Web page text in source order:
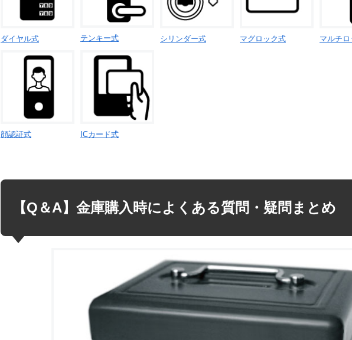
ダイヤル式 テンキー式 シリンダー式 マグロック式 マルチ
顔認証式 ICカード式
【Q＆A】金庫購入時によくある質問・疑問まとめ